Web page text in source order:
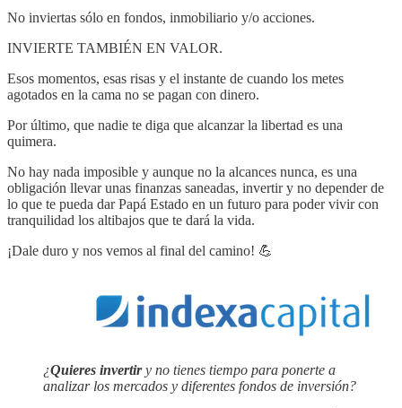
No inviertas sólo en fondos, inmobiliario y/o acciones.
INVIERTE TAMBIÉN EN VALOR.
Esos momentos, esas risas y el instante de cuando los metes
agotados en la cama no se pagan con dinero.
Por último, que nadie te diga que alcanzar la libertad es una
quimera.
No hay nada imposible y aunque no la alcances nunca, es una
obligación llevar unas finanzas saneadas, invertir y no depender de
lo que te pueda dar Papá Estado en un futuro para poder vivir con
tranquilidad los altibajos que te dará la vida.
¡Dale duro y nos vemos al final del camino! 💪
¿Quieres invertiry no tienes tiempo para ponerte a
analizar los mercados y diferentes fondos de inversión?